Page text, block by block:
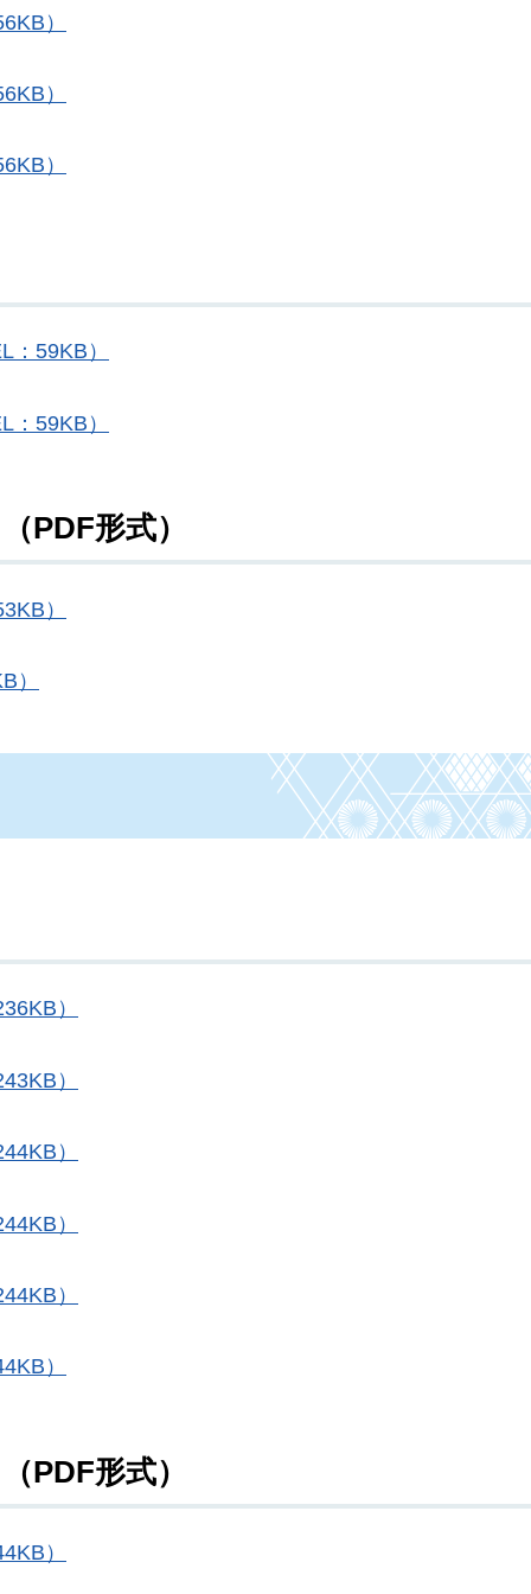
）
）
）
59KB）
59KB）
PDF形式）
）
）
）
）
）
）
）
）
PDF形式）
）